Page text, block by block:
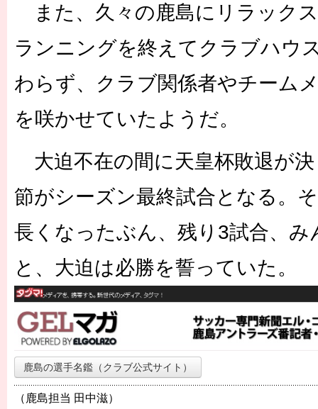
また、久々の鹿島にリラック
ランニングを終えてクラブハウ
わらず、クラブ関係者やチーム
を咲かせていたようだ。
大迫不在の間に天皇杯敗退が
節がシーズン最終試合となる。
長くなったぶん、残り3試合、み
と、大迫は必勝を誓っていた。
鹿島の選手名鑑（クラブ公式サイト）
（鹿島担当 田中滋）